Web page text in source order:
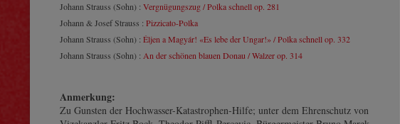
Johann Strauss (Sohn) : Vergnügungszug / Polka schnell op. 281
Johann & Josef Strauss : Pizzicato-Polka
Johann Strauss (Sohn) : Éljen a Magyár! «Es lebe der Ungar!» / Polka schnell op. 332
Johann Strauss (Sohn) : An der schönen blauen Donau / Walzer op. 314
Anmerkung:
Zu Gunsten der Hochwasser-Katastrophen-Hilfe; unter dem Ehrenschutz von